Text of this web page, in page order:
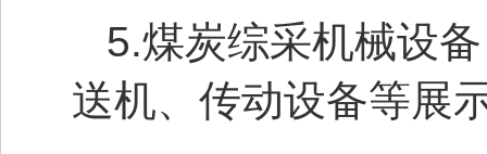
5.煤炭综采机械设
送机、传动设备等展